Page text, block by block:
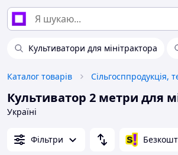
Культиватори для мінітрактора
Каталог товарів
Культиватор 2 метри для
Україні
Фільтри